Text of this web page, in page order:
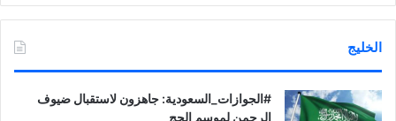
الخليج
‏‎#الجوازات_السعودية: جاهزون لاستقبال ضيوف
الرحمن لموسم الحج